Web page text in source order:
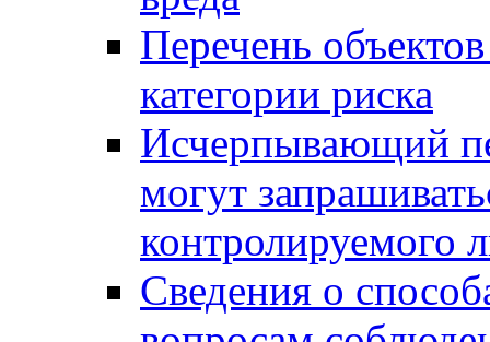
Перечень
категории риска
Исчерпывающий
могут
контролируемого
Сведения о